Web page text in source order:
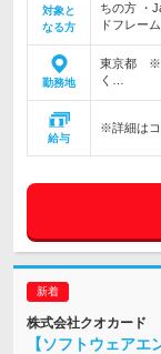
対象と
なる方
ちの方 ・
ドフレー
勤務地
東京都 ※
く…
給与
※詳細はコ
株式会社クオカード
【ソフトウェア